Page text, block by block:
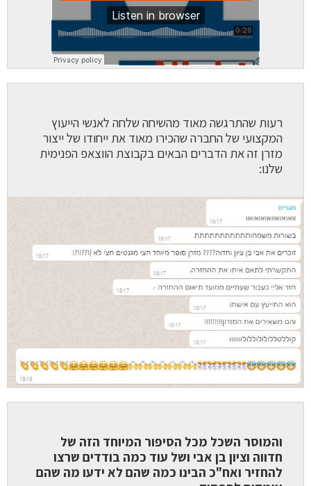
רעות שהתרגשה מאוד מהשיחה שלחה לאנשי הייעוץ
המקצועי של החברה שהכירו מאוד את ייחודו של ייצור
מזרן זה את הדברים הבאים בקבוצת הווצאפ הפנימית
שלנו:
והמוסר השכל מכל הסיפור המיוחד הזה של
חדווה וציון בן אבי ושל עוד כמה בודדים שרצו
להחזיר ואח"כ הבינו כמה שהם לא ידעו מה שהם